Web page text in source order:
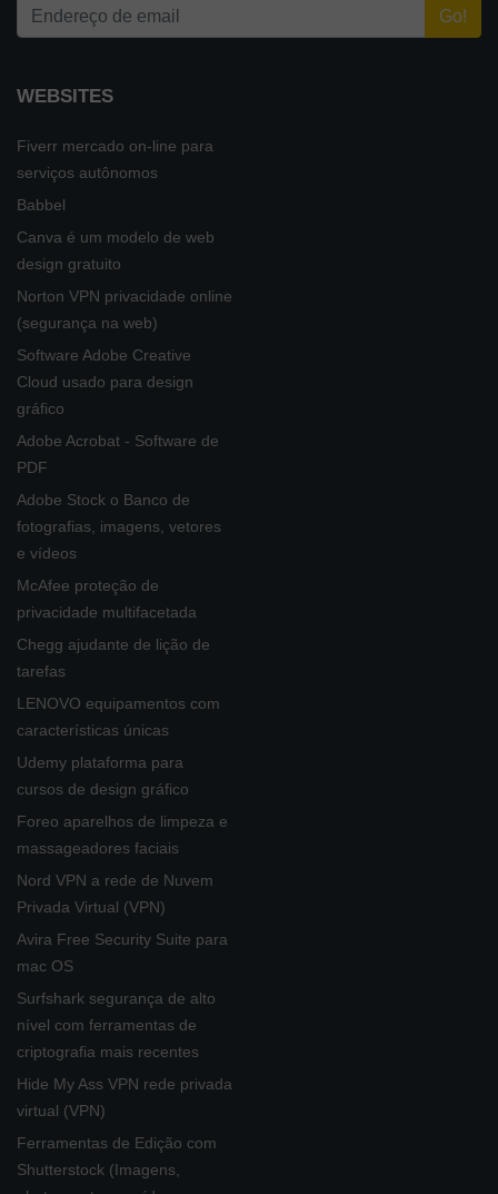
WEBSITES
Fiverr mercado on-line para
serviços autônomos
Babbel
Canva é um modelo de web
design gratuito
Norton VPN privacidade online
(segurança na web)
Software Adobe Creative
Cloud usado para design
gráfico
Adobe Acrobat - Software de
PDF
Adobe Stock o Banco de
fotografias, imagens, vetores
e vídeos
McAfee proteção de
privacidade multifacetada
Chegg ajudante de lição de
tarefas
LENOVO equipamentos com
características únicas
Udemy plataforma para
cursos de design gráfico
Foreo aparelhos de limpeza e
massageadores faciais
Nord VPN a rede de Nuvem
Privada Virtual (VPN)
Avira Free Security Suite para
mac OS
Surfshark segurança de alto
nível com ferramentas de
criptografia mais recentes
Hide My Ass VPN rede privada
virtual (VPN)
Ferramentas de Edição com
Shutterstock (Imagens,